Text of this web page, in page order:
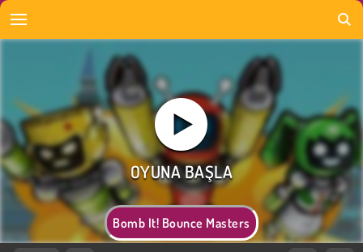
Bomb It! Bounce Masters